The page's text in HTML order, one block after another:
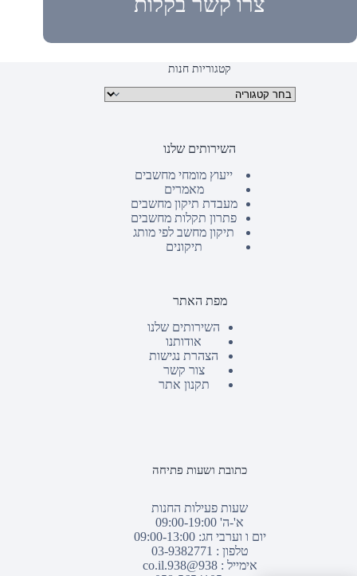
קטגוריות חנות
קטגוריות מוצרים
השירותים שלנו
ייעוץ מומחי מחשבים
מאמרים
מעבדת תיקון מחשבים
פתרון תקלות מחשבים
תיקון מחשב לפי מותג
תיקונים
מפת האתר
השירותים שלנו
אודותנו
הצהרת נגישות
צור קשר
תקנון אתר
כתובת ושעות פתיחה
שעות פעילות החנות
א'-ה' 09:00-19:00
יום ו וערבי חג: 09:00-13:00
טלפון : 03-9382771
אימייל :938@938.co.il